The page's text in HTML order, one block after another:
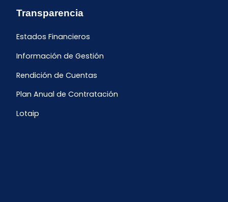
Transparencia
Estados Financieros
Información de Gestión
Rendición de Cuentas
Plan Anual de Contratación
Lotaip